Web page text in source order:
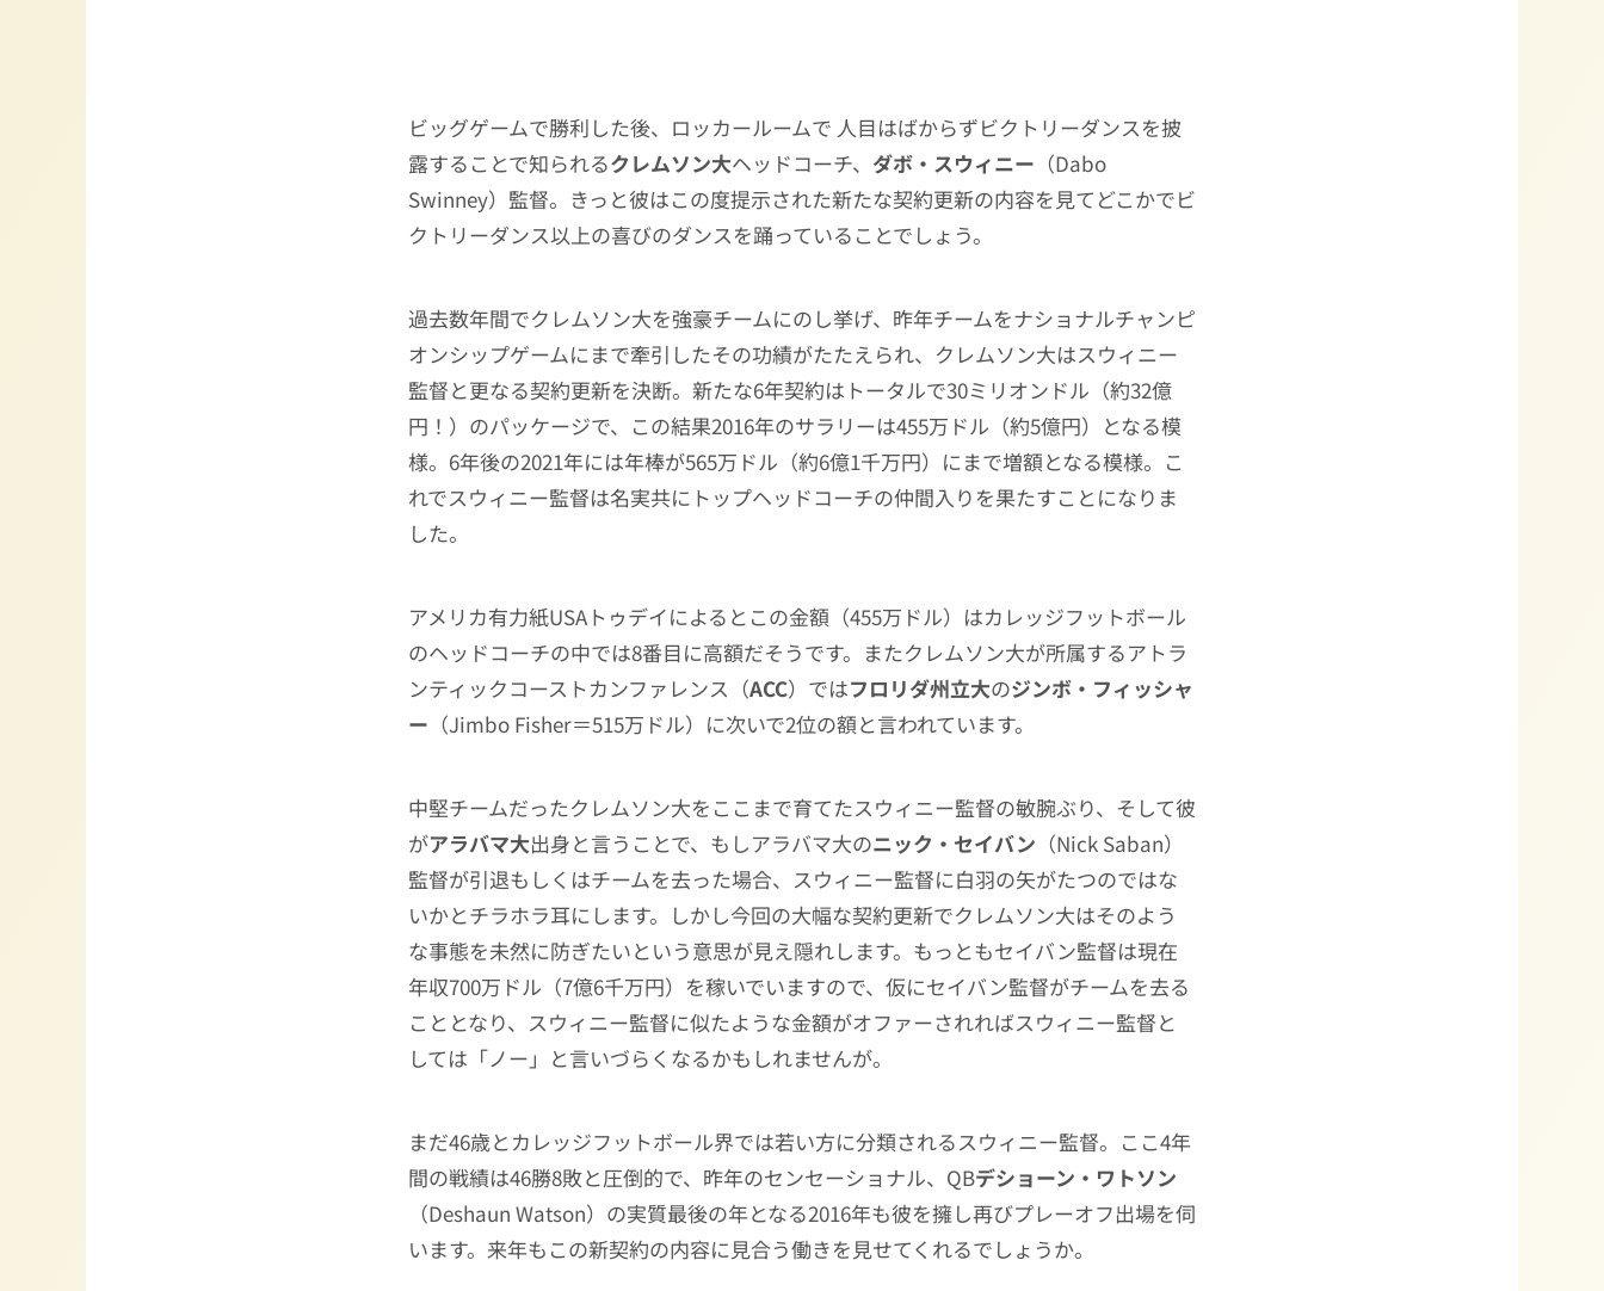
ビッグゲームで勝利した後、ロッカールームで 人目はばからずビクトリーダンスを披
露することで知られるクレムソン大ヘッドコーチ、 ダボ・スウィニー （Dabo
Swinney）監督。きっと彼はこの度提示された新たな契約更新の内容を見てどこかでビ
クトリーダンス以上の喜びのダンスを踊っていることでしょう。
過去数年間でクレムソン大を強豪チームにのし挙げ、昨年チームをナショナルチャンピ
オンシップゲームにまで牽引したその功績がたたえられ、クレムソン大はスウィニー
監督と更なる契約更新を決断。新たな6年契約はトータルで30ミリオンドル（約32億
円！）のパッケージで、この結果2016年のサラリーは455万ドル（約5億円）となる模
様。6年後の2021年には年棒が565万ドル（約6億1千万円）にまで増額となる模様。こ
れでスウィニー監督は名実共にトップヘッドコーチの仲間入りを果たすことになりま
した。
アメリカ有力紙USAトゥデイによるとこの金額（455万ドル）はカレッジフットボール
のヘッドコーチの中では8番目に高額だそうです。またクレムソン大が所属するアトラ
ンティックコーストカンファレンス（ACC）ではフロリダ州立大のジンボ・フィッシャ
ー （Jimbo Fisher＝515万ドル）に次いで2位の額と言われています。
中堅チームだったクレムソン大をここまで育てたスウィニー監督の敏腕ぶり、そして彼
がアラバマ大出身と言うことで、もしアラバマ大のニック・セイバン （Nick Saban）
監督が引退もしくはチームを去った場合、スウィニー監督に白羽の矢がたつのではな
いかとチラホラ耳にします。しかし今回の大幅な契約更新でクレムソン大はそのよう
な事態を未然に防ぎたいという意思が見え隠れします。もっともセイバン監督は現在
年収700万ドル（7億6千万円）を稼いでいますので、仮にセイバン監督がチームを去る
こととなり、スウィニー監督に似たような金額がオファーされればスウィニー監督と
しては「ノー」と言いづらくなるかもしれませんが。
まだ46歳とカレッジフットボール界では若い方に分類されるスウィニー監督。ここ4年
間の戦績は46勝8敗と圧倒的で、昨年のセンセーショナル、QBデショーン・ワトソン
（Deshaun Watson）の実質最後の年となる2016年も彼を擁し再びプレーオフ出場を伺
います。来年もこの新契約の内容に見合う働きを見せてくれるでしょうか。